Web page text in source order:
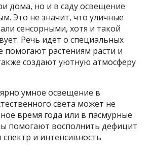
дома, но и в саду освещение
Это не значит, что уличные
сенсорными, хотя и такой
Речь идет о специальных
помогают растениям расти и
создают уютную атмосферу
умное освещение в
света может не
время года или в пасмурные
помогают восполнить дефицит
спектр и интенсивность